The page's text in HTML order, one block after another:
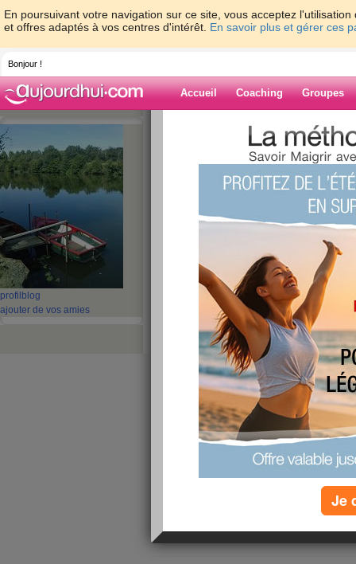
En poursuivant votre navigation sur ce site, vous acceptez
et offres adaptés à vos centres d'intérêt. En savoir plus et gérer ces
Bonjour !
Accueil Coaching Groupes
profil blog
ajouter de vos amies
>
Blog de
3 4
Quizz: C’est
publié le 08/01/2013 à 21:06
j'ai fait9/10
C’est
lire la suite
Je